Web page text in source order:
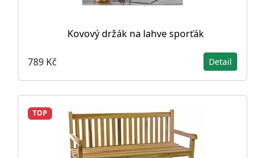
Kovový držák na lahve sporťák
789 Kč Detail
TOP